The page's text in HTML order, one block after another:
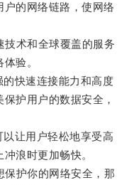
的网络链路，使网络
术和全球覆盖的服务
验。
快速连接能力和高度
护用户的数据安全，
让用户轻松地享受高
浪时更加畅快。
护你的网络安全，那